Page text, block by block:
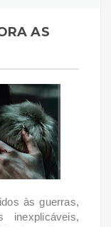
AS
às guerras,
inexplicáveis,